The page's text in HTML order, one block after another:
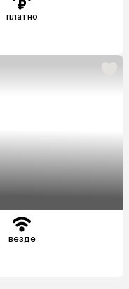
платно
везде